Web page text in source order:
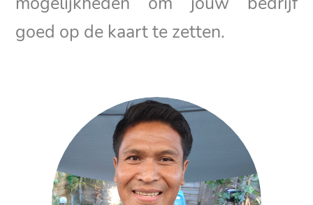
goed op de kaart te zetten.